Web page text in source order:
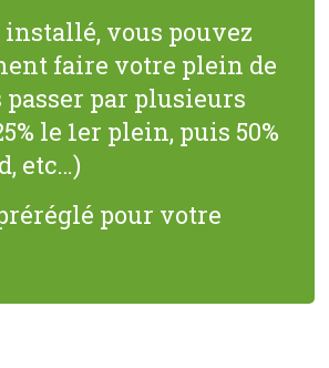
vous pouvez
faire votre plein de
passer par plusieurs
le 1er plein, puis 50%
etc…)
pour votre